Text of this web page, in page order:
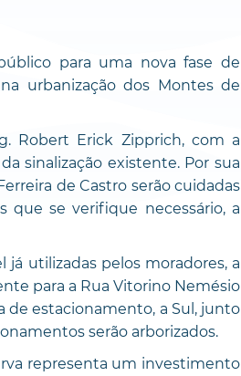
para uma nova fase de
urbanização dos Montes de
Robert Erick Zipprich, com a
sinalização existente. Por sua
de Castro serão cuidadas
que se verifique necessário, a
utilizadas pelos moradores, a
para a Rua Vitorino Nemésio
de estacionamento, a Sul, junto
serão arborizados.
representa um investimento